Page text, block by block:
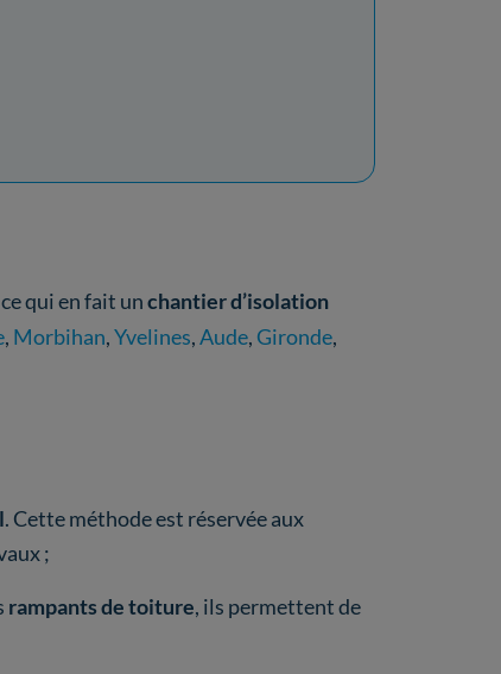
ce qui en fait unchantier d’isolation
, Morbihan,Yvelines,Aude, Gironde,
. Cette méthode est réservée aux
;
rampants de toiture, ils permettent de